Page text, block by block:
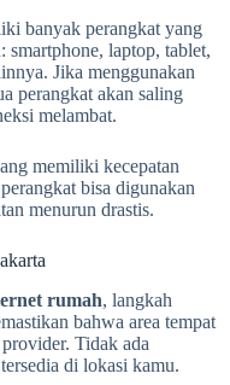
banyak perangkat yang
smartphone, laptop, tablet,
Jika menggunakan
perangkat akan saling
melambat.
memiliki kecepatan
bisa digunakan
menurun drastis.
rumah, langkah
bahwa area tempat
Tidak ada
di lokasi kamu.